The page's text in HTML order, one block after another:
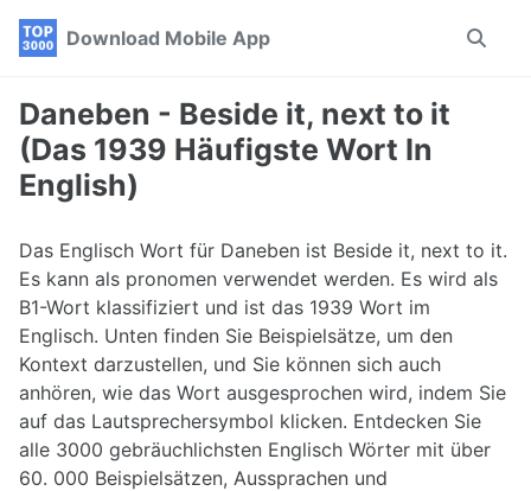
Skip
navigation
Skip
Skip
Download Mobile App
Toggle
Daneben - Beside it, next to it
(Das 1939 Häufigste Wort In
English)
Das Englisch Wort für Daneben ist Beside it, next to it.
Es kann als pronomen verwendet werden. Es wird als
B1-Wort klassifiziert und ist das 1939 Wort im
Englisch. Unten finden Sie Beispielsätze, um den
Kontext darzustellen, und Sie können sich auch
anhören, wie das Wort ausgesprochen wird, indem Sie
auf das Lautsprechersymbol klicken. Entdecken Sie
alle 3000 gebräuchlichsten Englisch Wörter mit über
60. 000 Beispielsätzen, Aussprachen und